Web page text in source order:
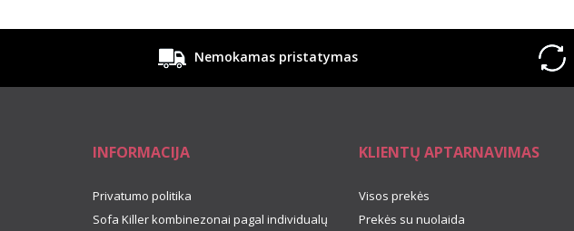
Nemokamas pristatymas
INFORMACIJA
Privatumo politika
Sofa Killer kombinezonai pagal individualų
KLIENTŲ APTARNAVIMAS
Visos prekės
Prekės su nuolaida